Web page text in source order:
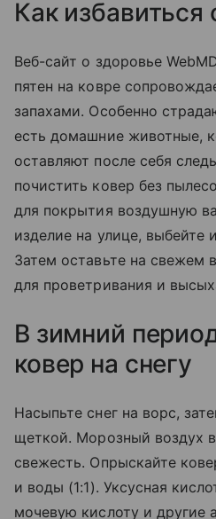
Как избавиться
Веб-сайт о здоровье
пятен на ковре
запахами. Особенно
есть домашние животные,
оставляют после себя
почистить ковер без
для покрытия воздушную
изделие на улице, выбейте
Затем оставьте на свежем
для проветривания и
В зимний
ковер на снегу
Насыпьте снег на ворс,
щеткой. Морозный воздух
свежесть. Опрыскайте
и воды (1:1). Уксусная
мочевую кислоту и другие